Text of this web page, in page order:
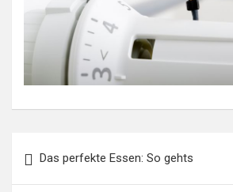
Das perfekte Essen: So gehts